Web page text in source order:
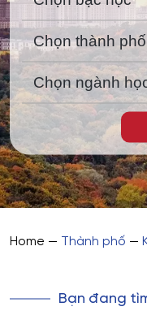
Home — Thành phố —
Bạn đang